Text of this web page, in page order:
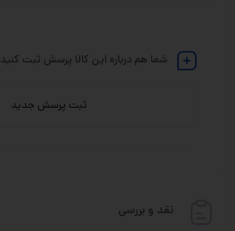
شما هم درباره این کالا پرسش ثبت کنید
ثبت پرسش جدید
نقد و بررسی